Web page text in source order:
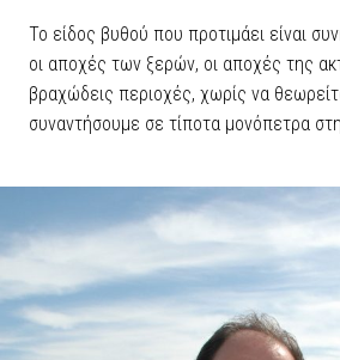
Το είδος βυθού που προτιμάει είναι
οι αποχές των ξερών, οι αποχές της
βραχώδεις περιοχές, χωρίς να
συναντήσουμε σε τίποτα μονόπετρα